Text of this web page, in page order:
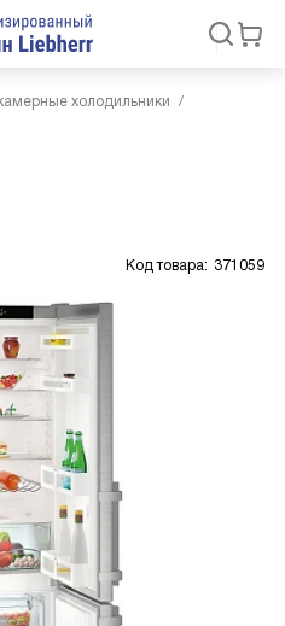
холодильники
Код товара: 371059